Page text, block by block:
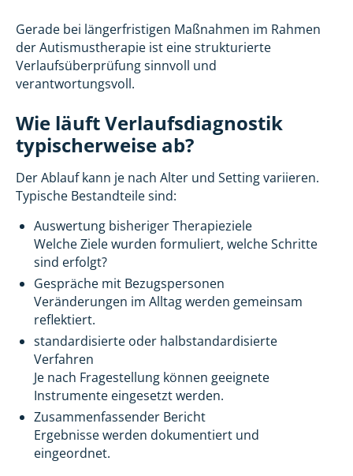
Gerade bei längerfristigen Maßnahmen im Rahmen
der Autismustherapie ist eine strukturierte
Verlaufsüberprüfung sinnvoll und
verantwortungsvoll.
Wie läuft Verlaufsdiagnostik
typischerweise ab?
Der Ablauf kann je nach Alter und Setting variieren.
Typische Bestandteile sind:
Auswertung bisheriger Therapieziele
Welche Ziele wurden formuliert, welche Schritte
sind erfolgt?
Gespräche mit Bezugspersonen
Veränderungen im Alltag werden gemeinsam
reflektiert.
standardisierte oder halbstandardisierte
Verfahren
Je nach Fragestellung können geeignete
Instrumente eingesetzt werden.
Zusammenfassender Bericht
Ergebnisse werden dokumentiert und
eingeordnet.